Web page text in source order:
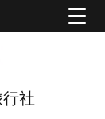
社